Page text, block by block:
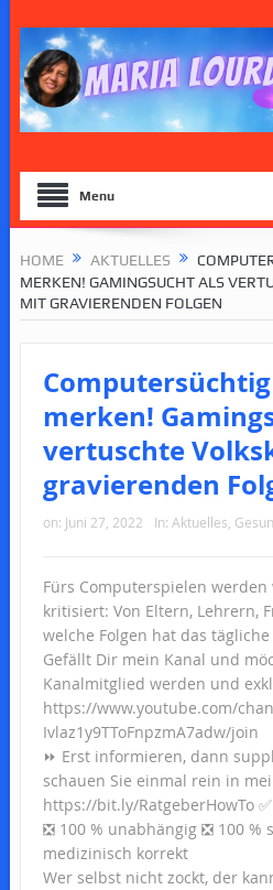
Menu
HOME AKTUELLES
MERKEN! GAMINGSUCHT ALS
MIT GRAVIERENDEN FOLGEN
merken!
vertuschte
gravierenden
on: Juni 27, 2022 In: Aktuelles,
Fürs Computerspielen
kritisiert: Von Eltern, Lehrern,
welche Folgen hat das
Gefällt Dir mein Kanal und
Kanalmitglied werden und
https://www.youtube.com/
Ivlaz1y9TToFnpzmA7adw/join
⏩ Erst informieren, dann
schauen Sie einmal rein in
https://bit.ly/RatgeberHowTo ✅
❎ 100 % unabhängig ❎ 100 %
medizinisch korrekt
Wer selbst nicht zockt, der